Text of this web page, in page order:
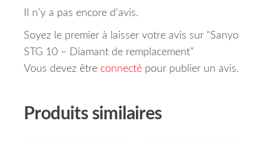
Il n’y a pas encore d’avis.
Soyez le premier à laisser votre avis sur “Sanyo
STG 10 – Diamant de remplacement”
Vous devez être connecté pour publier un avis.
Produits similaires